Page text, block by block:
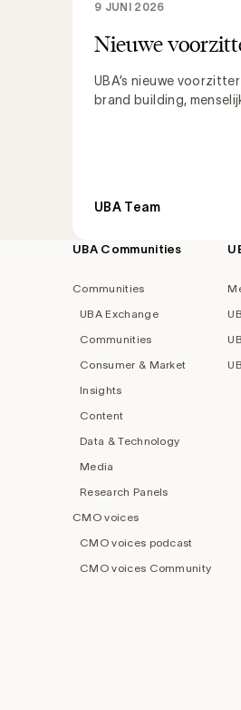
Nieuwe
UBA’s nieuwe
brand building,
9 JUNI 2026
UBA Team
Footer
UBA Communities
Communities
UBA Exchange
Communities
Consumer & Market
Insights
Content
Data & Technology
Media
Research Panels
CMO voices
CMO voices podcast
CMO voices Community